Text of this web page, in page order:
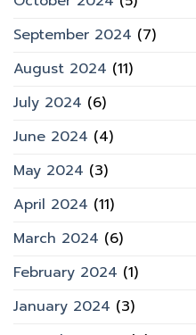
September 2024 (7)
August 2024 (11)
July 2024 (6)
June 2024 (4)
May 2024 (3)
April 2024 (11)
March 2024 (6)
February 2024 (1)
January 2024 (3)